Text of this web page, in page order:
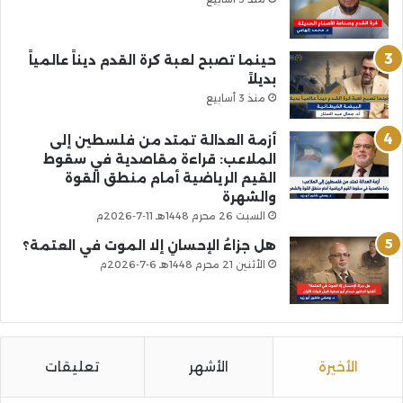
حينما تصبح لعبة كرة القدم ديناً عالمياً
بديلاً
منذ 3 أسابيع
أزمة العدالة تمتد من فلسطين إلى
الملاعب: قراءة مقاصدية في سقوط
القيم الرياضية أمام منطق القوة
والشهرة
السبت 26 محرم 1448هـ 11-7-2026م
هل جزاءُ الإحسانِ إلا الموت في العتمة؟
الأثنين 21 محرم 1448هـ 6-7-2026م
الأخيرة الأشهر تعليقات